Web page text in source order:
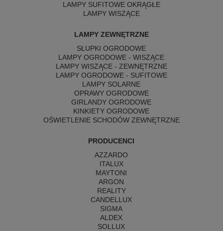
LAMPY SUFITOWE OKRĄGŁE
LAMPY WISZĄCE
LAMPY ZEWNĘTRZNE
SŁUPKI OGRODOWE
LAMPY OGRODOWE - WISZĄCE
LAMPY WISZĄCE - ZEWNĘTRZNE
LAMPY OGRODOWE - SUFITOWE
LAMPY SOLARNE
OPRAWY OGRODOWE
GIRLANDY OGRODOWE
KINKIETY OGRODOWE
OŚWIETLENIE SCHODÓW ZEWNĘTRZNE
PRODUCENCI
AZZARDO
ITALUX
MAYTONI
ARGON
REALITY
CANDELLUX
SIGMA
ALDEX
SOLLUX